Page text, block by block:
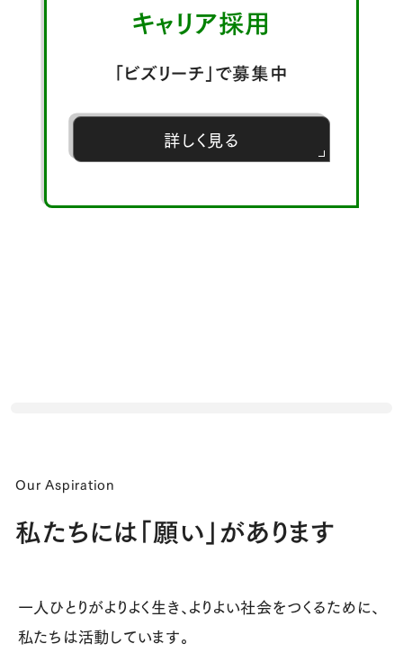
キャリア採用
「ビズリーチ」で募集中
詳しく見る
Our Aspiration
私たちには「願い」があります
一人ひとりがよりよく生き、よりよい社会をつくるために、
私たちは活動しています。